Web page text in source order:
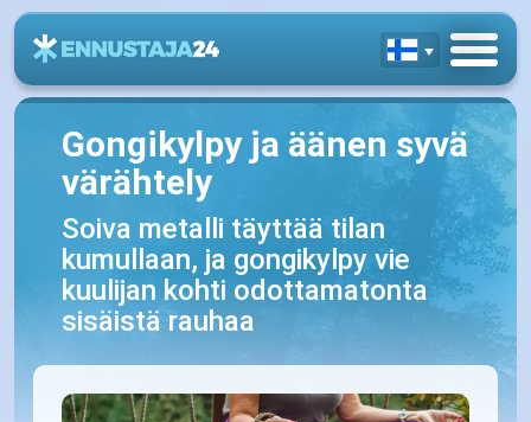
Gongikylpy ja äänen syvä
värähtely
Soiva metalli täyttää tilan
kumullaan, ja gongikylpy vie
kuulijan kohti odottamatonta
sisäistä rauhaa